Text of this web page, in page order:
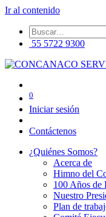
Ir al contenido
55 5722 9300
0
Iniciar sesión
Contáctenos
¿Quiénes Somos?
Acerca de
Himno del
100 Años de
Nuestro
Plan de